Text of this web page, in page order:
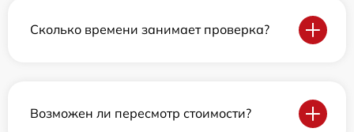
Сколько времени занимает проверка?
Возможен ли пересмотр стоимости?